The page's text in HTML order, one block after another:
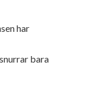
har
bara